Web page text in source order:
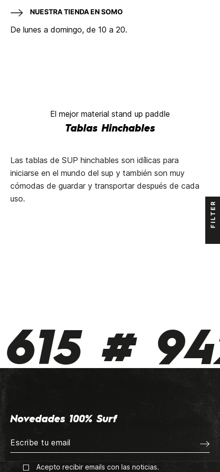
NUESTRA TIENDA EN SOMO
De lunes a domingo, de 10 a 20.
El mejor material stand up paddle
Tablas Hinchables
Las tablas de SUP hinchables son idílicas para
iniciarse en el mundo del sup y también son muy
cómodas de guardar y transportar después de cada
uso.
#
Novedades 100% Surf
Acepto recibir emails con las noticias.
FILTER